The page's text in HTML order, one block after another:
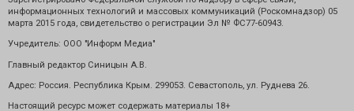
информационных технологий и массовых коммуникаций (Роскомнадзор) 05
марта 2015 года, свидетельство о регистрации Эл № ФС77-60943.
Учредитель: ООО "Информ Медиа"
Главный редактор Синицын А.В.
Адрес: Россия. Республика Крым. 299053. Севастополь, ул. Руднева 26.
Настоящий ресурс может содержать материалы 18+